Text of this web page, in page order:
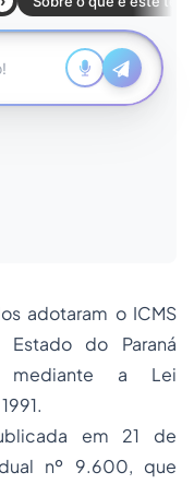
adotaram o ICMS
do Paraná
mediante a Lei
em 21 de
nº 9.600, que